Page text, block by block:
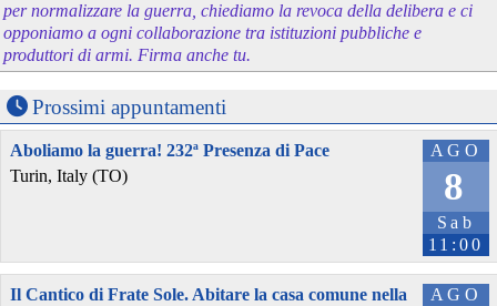
per normalizzare la guerra, chiediamo la revoca della delibera e ci
opponiamo a ogni collaborazione tra istituzioni pubbliche e
produttori di armi. Firma anche tu.
Prossimi appuntamenti
AGO
8
Sab
11:00
Aboliamo la guerra! 232ª Presenza di Pace
Turin, Italy (TO)
AGO
Il Cantico di Frate Sole. Abitare la casa comune nella